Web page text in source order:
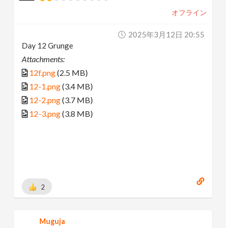
オフライン
2025年3月12日 20:55
Day 12 Grunge
Attachments:
12f.png(2.5 MB)
12-1.png(3.4 MB)
12-2.png(3.7 MB)
12-3.png(3.8 MB)
2
Muguja